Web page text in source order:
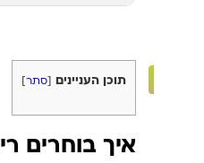
תוכן העניינים [סתר]
איך בוחרים